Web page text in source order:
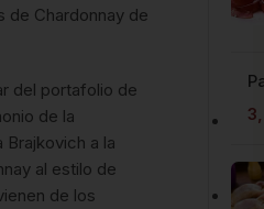
de Chardonnay de
del portafolio de
de la
a la
al estilo de
de los